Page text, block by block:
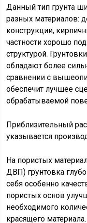
Данный тип грунта
разных материалов:
конструкции,
частности хорошо
структурой.
обладают более
сравнении с
обеспечит лучшее
обрабатываемой
Приблизительный
указывается
На пористых
ДВП) грунтовка
себя особенно
пористых основ
необходимого
красящего